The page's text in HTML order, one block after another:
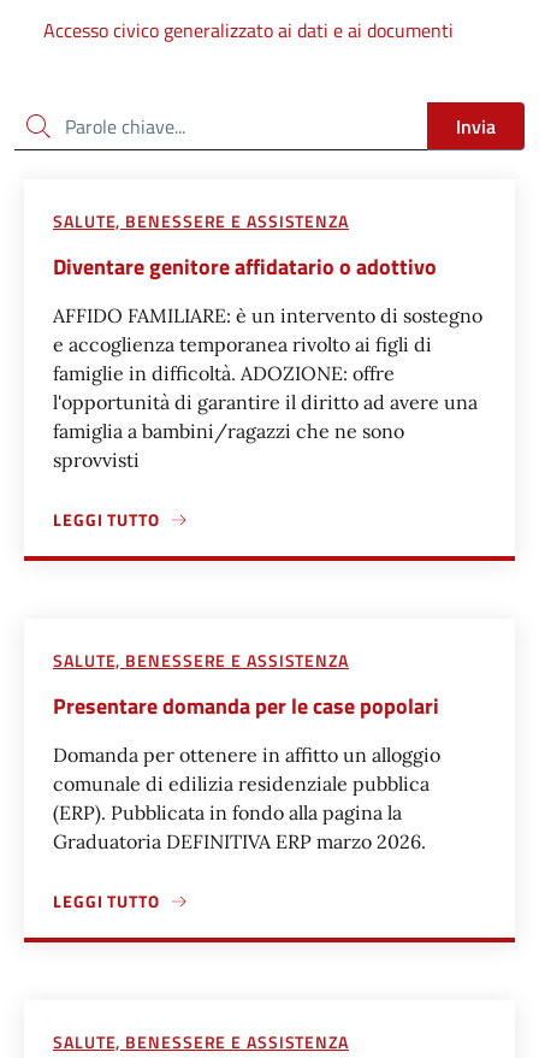
Cerca Invia
SALUTE, BENESSERE E ASSISTENZA
Diventare genitore affidatario o adottivo
AFFIDO FAMILIARE: è un intervento di sostegno
e accoglienza temporanea rivolto ai figli di
famiglie in difficoltà. ADOZIONE: offre
l'opportunità di garantire il diritto ad avere una
famiglia a bambini/ragazzi che ne sono
sprovvisti
LEGGI TUTTO
A PROPOSITO DI DIVENTARE GENITORE AFFIDATARIO O
SALUTE, BENESSERE E ASSISTENZA
Presentare domanda per le case popolari
Domanda per ottenere in affitto un alloggio
comunale di edilizia residenziale pubblica
(ERP). Pubblicata in fondo alla pagina la
Graduatoria DEFINITIVA ERP marzo 2026.
LEGGI TUTTO
A PROPOSITO DI PRESENTARE DOMANDA PER LE CASE
SALUTE, BENESSERE E ASSISTENZA
Accesso civico generalizzato ai dati e ai documenti